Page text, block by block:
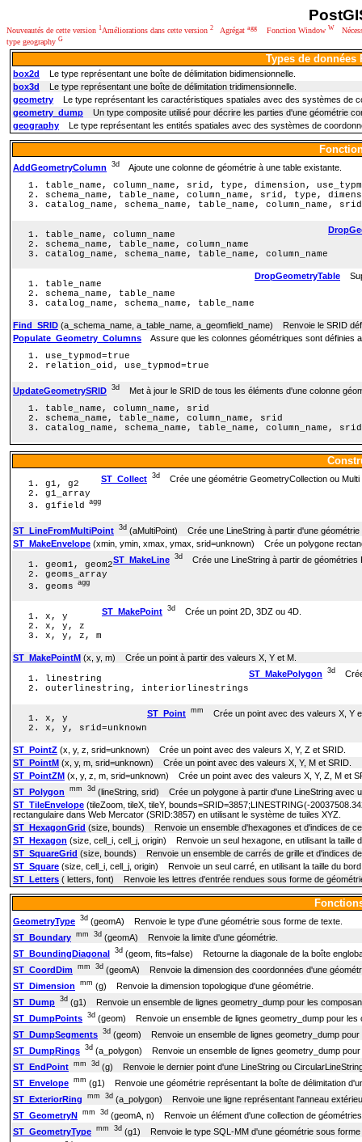
Nouveautés de cette version 1Améliorations dans cette version 2 Agrégat agg Fonction Window W
type geography G
Types de données
box2d Le type représentant une boîte de délimitation bidimensionnelle.
box3d Le type représentant une boîte de délimitation tridimensionnelle.
geometry Le type représentant les caractéristiques spatiales avec des systèmes de
geometry_dump Un type composite utilisé pour décrire les parties d'une géométrie
geography Le type représentant les entités spatiales avec des systèmes de
AddGeometryColumn 3d Ajoute une colonne de géométrie à une table existante.
table_name, column_name, srid, type, dimension,
schema_name, table_name, column_name, srid, type,
catalog_name, schema_name, table_name, column_name,
table_name, column_name
schema_name, table_name, column_name
catalog_name, schema_name, table_name, column_name
DropGeometryTable
table_name
schema_name, table_name
catalog_name, schema_name, table_name
Find_SRID (a_schema_name, a_table_name, a_geomfield_name) Renvoie le SRID
Populate_Geometry_Columns Assure que les colonnes géométriques sont définies
use_typmod=true
relation_oid, use_typmod=true
UpdateGeometrySRID 3d Met à jour le SRID de tous les éléments d'une colonne
table_name, column_name, srid
schema_name, table_name, column_name, srid
catalog_name, schema_name, table_name, column_name, srid
ST_Collect 3d Crée une géométrie GeometryCollection ou
g1, g2
g1_array
g1field
agg
ST_LineFromMultiPoint 3d (aMultiPoint) Crée une LineString à partir d'une géométrie
ST_MakeEnvelope (xmin, ymin, xmax, ymax, srid=unknown) Crée un polygone
ST_MakeLine 3d Crée une LineString à partir de géométries
geom1, geom2
geoms_array
geoms agg
ST_MakePoint 3d Crée un point 2D, 3DZ ou 4D.
x, y
x, y, z
x, y, z, m
ST_MakePointM (x, y, m) Crée un point à partir des valeurs X, Y et M.
ST_MakePolygon
3d Crée
linestring
outerlinestring, interiorlinestrings
ST_Point mm Crée un point avec des valeurs X, Y
x, y
x, y, srid=unknown
ST_PointZ (x, y, z, srid=unknown) Crée un point avec des valeurs X, Y, Z et SRID.
ST_PointM (x, y, m, srid=unknown) Crée un point avec des valeurs X, Y, M et SRID.
ST_PointZM (x, y, z, m, srid=unknown) Crée un point avec des valeurs X, Y, Z, M et
ST_Polygon
mm 3d (lineString, srid) Crée un polygone à partir d'une LineString avec
ST_TileEnvelope (tileZoom, tileX, tileY, bounds=SRID=3857;LINESTRING(-
rectangulaire dans Web Mercator (SRID:3857) en utilisant le système de tuiles XYZ.
ST_HexagonGrid (size, bounds) Renvoie un ensemble d'hexagones et d'indices de
ST_Hexagon (size, cell_i, cell_j, origin) Renvoie un seul hexagone, en utilisant la taille
ST_SquareGrid (size, bounds) Renvoie un ensemble de carrés de grille et d'indices
ST_Square (size, cell_i, cell_j, origin) Renvoie un seul carré, en utilisant la taille du
ST_Letters ( letters, font) Renvoie les lettres d'entrée rendues sous forme de
GeometryType 3d (geomA) Renvoie le type d'une géométrie sous forme de texte.
ST_Boundary mm 3d (geomA) Renvoie la limite d'une géométrie.
ST_BoundingDiagonal 3d (geom, fits=false) Retourne la diagonale de la boîte
ST_CoordDim
mm 3d (geomA) Renvoie la dimension des coordonnées d'une
ST_Dimension
mm (g) Renvoie la dimension topologique d'une géométrie.
ST_Dump 3d (g1) Renvoie un ensemble de lignes geometry_dump pour les
ST_DumpPoints 3d (geom) Renvoie un ensemble de lignes geometry_dump pour les
ST_DumpSegments 3d (geom) Renvoie un ensemble de lignes geometry_dump pour
ST_DumpRings 3d (a_polygon) Renvoie un ensemble de lignes geometry_dump
ST_EndPoint mm 3d (g) Renvoie le dernier point d'une LineString ou
ST_Envelope mm (g1) Renvoie une géométrie représentant la boîte de délimitation
ST_ExteriorRing
mm 3d (a_polygon) Renvoie une ligne représentant l'anneau
ST_GeometryN mm 3d (geomA, n) Renvoie un élément d'une collection de
ST_GeometryType mm 3d (g1) Renvoie le type SQL-MM d'une géométrie sous forme